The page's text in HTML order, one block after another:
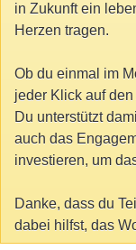
in Zukunft ein
Herzen tragen.
Ob du einmal im
jeder Klick auf
Du unterstützt
auch das
investieren, um
Danke, dass du
dabei hilfst, das